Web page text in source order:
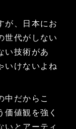
が、日本にお
世代がしない
い技術があ
いけないよね
中だからこ
価値観を強く
いとアーティ